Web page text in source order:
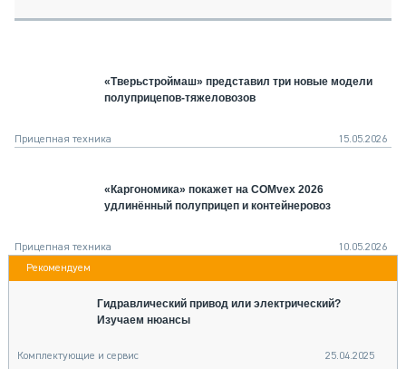
СТАТЬИ ПО КАТЕГОРИЯМ ТЕХНИКИ
«Тверьстроймаш» представил три новые модели
полуприцепов-тяжеловозов
Прицепная техника 15.05.2026
«Каргономика» покажет на COMvex 2026
удлинённый полуприцеп и контейнеровоз
Прицепная техника 10.05.2026
Гидравлический привод или электрический?
Изучаем нюансы
Комплектующие и сервис 25.04.2025